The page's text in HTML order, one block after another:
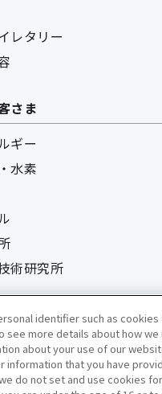
レタリー
さま
ギー
水素
術研究所
identifier such as
see more details about how
about your use of our
information that you have
do not set and use cookies